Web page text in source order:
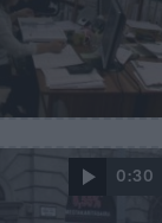
0:30